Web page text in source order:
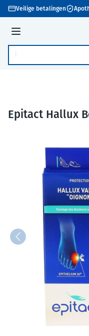
Ga naar de inhoud
Veilige betalingen
Menu
Product, merk,
Epitact Hallux